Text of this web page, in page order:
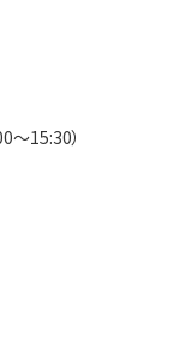
15:30）